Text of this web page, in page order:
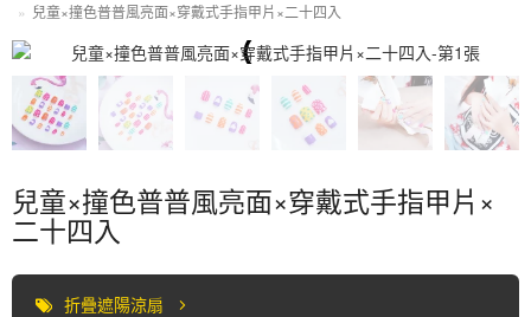
兒童×撞色普普風亮面×穿戴式手指甲片×二十四入
穿戴式/兒童手指甲片
兒童×撞色普普風亮面×穿戴式手指甲片×
二十四入
折疊遮陽涼扇